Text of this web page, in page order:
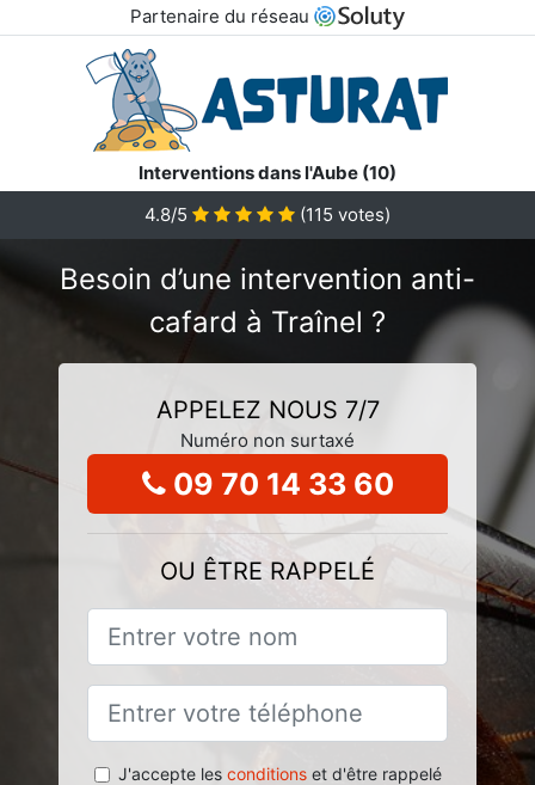
Partenaire du réseau
Interventions dans l'Aube (10)
4.8/5
(115 votes)
Besoin d’une intervention anti-
cafard à Traînel ?
APPELEZ NOUS 7/7
Numéro non surtaxé
09 70 14 33 60
OU ÊTRE RAPPELÉ
J'accepte les conditionset d'être rappelé